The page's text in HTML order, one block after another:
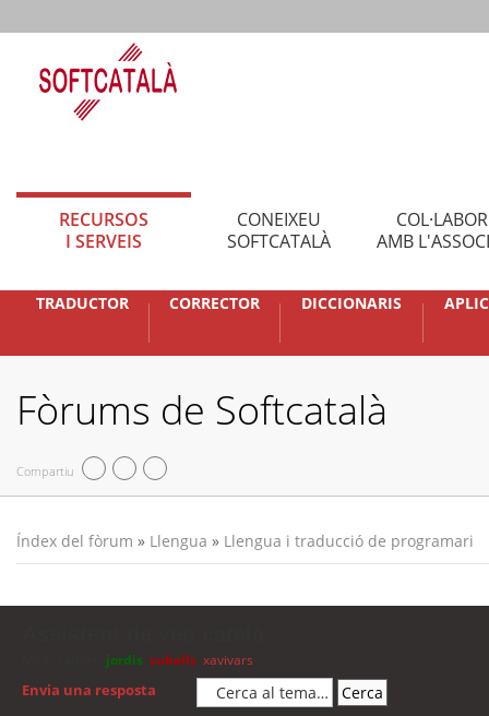
RECURSOS
I SERVEIS
CONEIXEU
SOFTCATALÀ
AMB
TRADUCTOR CORRECTOR DICCIONARIS
Fòrums de Softcatalà
Compartiu
Índex del fòrum » Llengua » Llengua i traducció de programari
jordis cubells xavivars
Envia una resposta